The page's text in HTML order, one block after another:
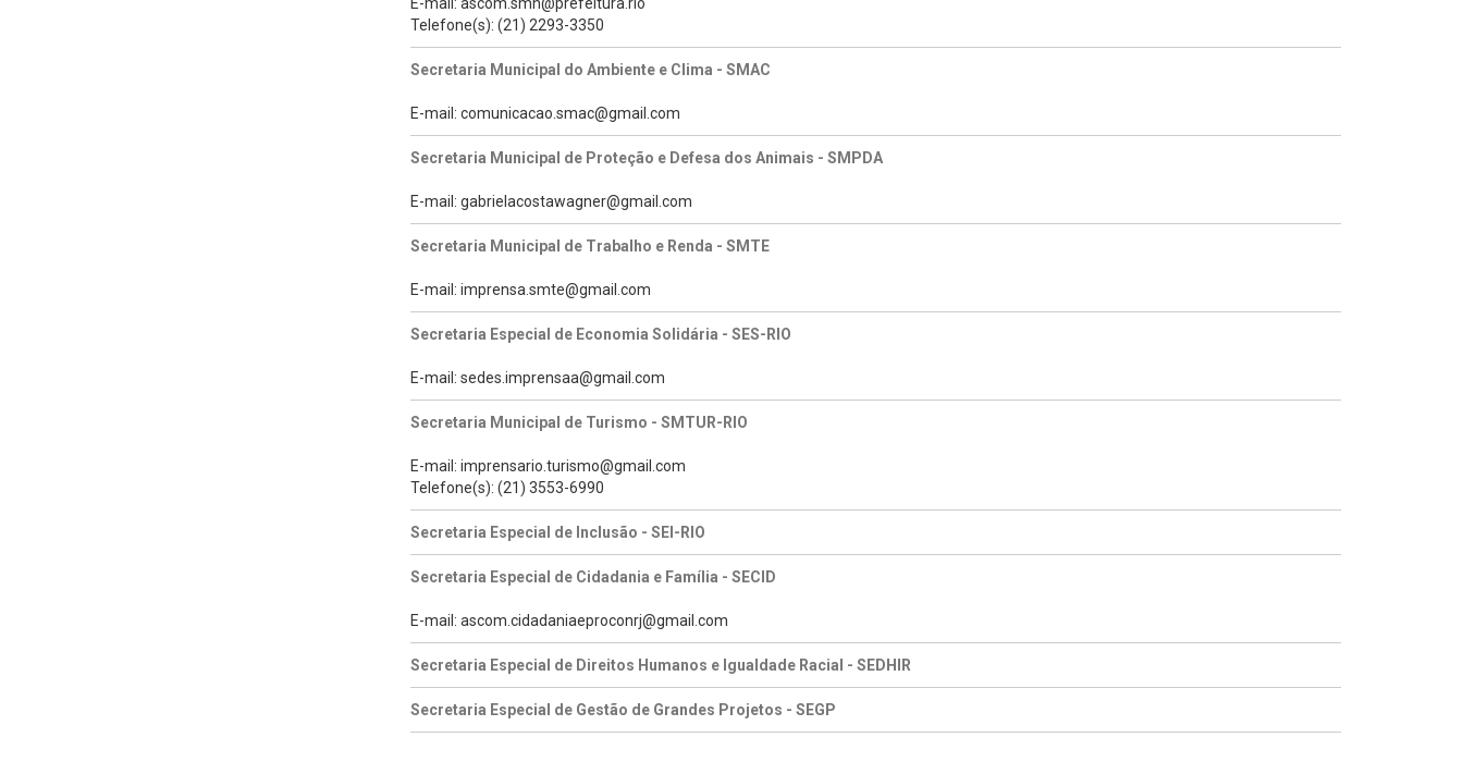
Telefone(s): (21) 2293-3350
Secretaria Municipal do Ambiente e Clima - SMAC
E-mail: comunicacao.smac@gmail.com
Secretaria Municipal de Proteção e Defesa dos Animais - SMPDA
E-mail: gabrielacostawagner@gmail.com
Secretaria Municipal de Trabalho e Renda - SMTE
E-mail: imprensa.smte@gmail.com
Secretaria Especial de Economia Solidária - SES-RIO
E-mail: sedes.imprensaa@gmail.com
Secretaria Municipal de Turismo - SMTUR-RIO
E-mail: imprensario.turismo@gmail.com
Telefone(s): (21) 3553-6990
Secretaria Especial de Inclusão - SEI-RIO
Secretaria Especial de Cidadania e Família - SECID
E-mail: ascom.cidadaniaeproconrj@gmail.com
Secretaria Especial de Direitos Humanos e Igualdade Racial - SEDHIR
Secretaria Especial de Gestão de Grandes Projetos - SEGP